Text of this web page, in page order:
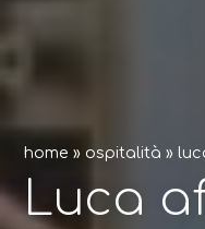
home » ospitalità »
Luca